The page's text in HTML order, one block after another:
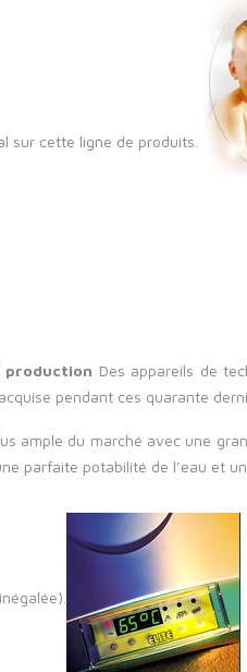
sur cette ligne de produits.
production Des appareils de
pendant ces quarante
ample du marché avec une
parfaite potabilité de l’eau et